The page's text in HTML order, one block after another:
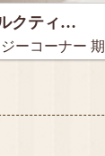
クティ…
ーコーナー 期